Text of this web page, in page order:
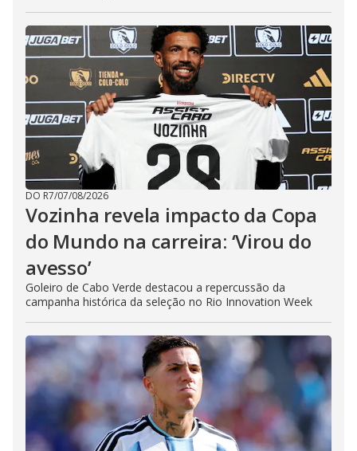
DO R7/07/08/2026
Vozinha revela impacto da Copa
do Mundo na carreira: ‘Virou do
avesso’
Goleiro de Cabo Verde destacou a repercussão da
campanha histórica da seleção no Rio Innovation Week